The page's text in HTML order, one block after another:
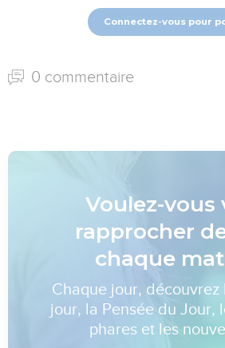
Connectez-vous pour
0 commentaire
Voulez-vous
rapprocher
chaque
Chaque jour, découvrez
jour, la Pensée du Jour,
phares et les